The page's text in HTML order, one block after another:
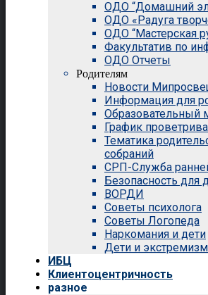
ОДО “Домашний
ОДО «Радуга
ОДО “Мастерская
Факультатив по
ОДО Отчеты
Родителям
Новости
Информация для
Образовательный
График
Тематика
собраний
СРП-Служба
Безопасность для
ВОРДИ
Советы психолога
Советы Логопеда
Наркомания и дети
Дети и экстремизм
ИБЦ
Клиентоцентричность
разное